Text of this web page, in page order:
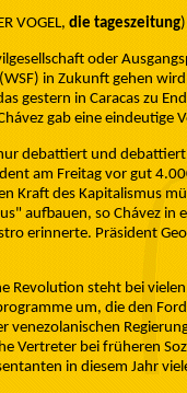
VOGEL, die tageszeitung)
oder
in Zukunft gehen
gestern in Caracas zu
gab eine eindeutige
debattiert und
am Freitag vor gut
Kraft des Kapitalismus
aufbauen, so Chávez in
erinnerte. Präsident
Revolution steht bei
um, die den
venezolanischen
Vertreter bei früheren
in diesem Jahr